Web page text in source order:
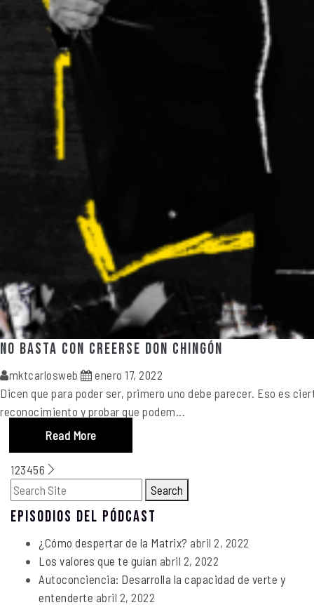
No basta con creerse Don Chingón
mktcarlosweb
enero 17, 2022
Dicen que para poder ser, primero uno debe parecer. Eso es
reconocimiento y probar que podem...
Read More
123456
Search
EPISODIOS DEL PÓDCAST
¿Cómo despertar de la Matrix? abril 2, 2022
Los valores que te guían abril 2, 2022
Autoconciencia: Desarrolla la capacidad de verte y
entenderte abril 2, 2022